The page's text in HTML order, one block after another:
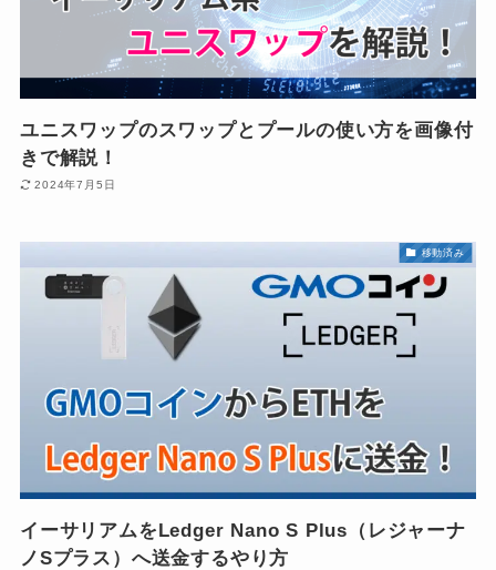
ユニスワップのスワップとプールの使い方を画像付
きで解説！
2024年7月5日
移動済み
イーサリアムをLedger Nano S Plus（レジャーナ
ノSプラス）へ送金するやり方